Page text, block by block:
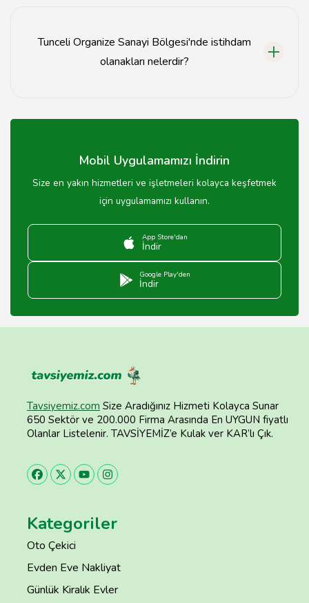
Tunceli Organize Sanayi Bölgesi'nde istihdam
olanakları nelerdir?
sunarak yerel ekonomiye katkı sağlamaktadır.
Mobil Uygulamamızı İndirin
Size en yakın hizmetleri ve işletmeleri kolayca keşfetmek
için uygulamamızı kullanın.
App Store'dan
İndir
Google Play'den
İndir
Tavsiyemiz.com Size Aradığınız Hizmeti Kolayca Sunar
650 Sektör ve 200.000 Firma Arasında En UYGUN fiyatlı
Olanlar Listelenir. TAVSİYEMİZ’e Kulak ver KAR’lı Çık.
Kategoriler
Oto Çekici
Evden Eve Nakliyat
Günlük Kiralık Evler